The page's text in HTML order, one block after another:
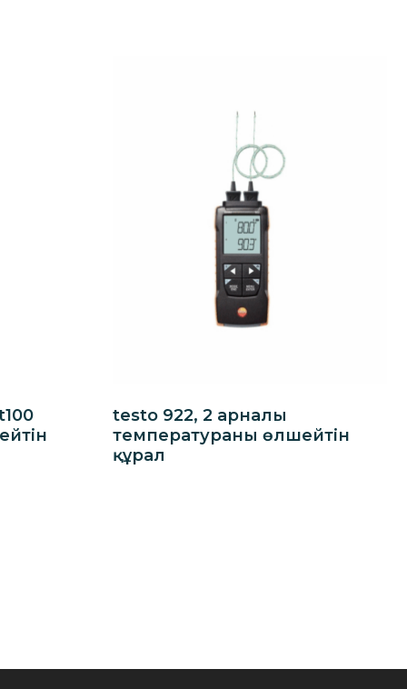
testo 922, 2 арналы
температураны өлшейтін
құрал